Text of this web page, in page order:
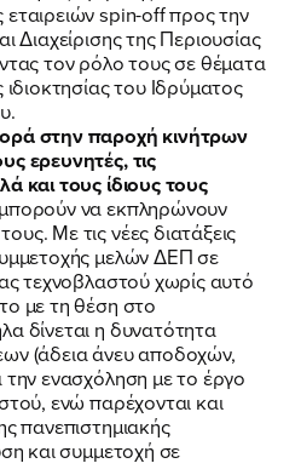
spin-off προς την
Διαχείρισης της Περιουσίας
τον ρόλο τους σε θέματα
ιδιοκτησίας του Ιδρύματος
στην παροχή κινήτρων
ερευνητές, τις
και τους ίδιους τους
να εκπληρώνουν
Με τις νέες διατάξεις
μελών ΔΕΠ σε
τεχνοβλαστού χωρίς αυτό
με τη θέση στο
δίνεται η δυνατότητα
(άδεια άνευ αποδοχών,
ενασχόληση με το έργο
ενώ παρέχονται και
πανεπιστημιακής
και συμμετοχή σε